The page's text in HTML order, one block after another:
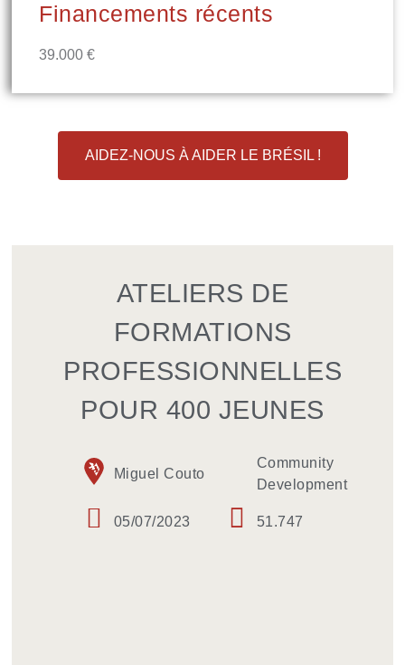
Financements récents
39.000 €
AIDEZ-NOUS À AIDER LE BRÉSIL !
ATELIERS DE
FORMATIONS
PROFESSIONNELLES
POUR 400 JEUNES
Miguel Couto
Community
Development
05/07/2023 51.747